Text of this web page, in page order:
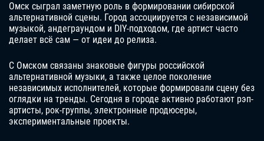
Омск сыграл заметную роль в формировании сибирской
альтернативной сцены. Город ассоциируется с независимой
музыкой, андеграундом и DIY-подходом, где артист часто
делает всё сам — от идеи до релиза.
С Омском связаны знаковые фигуры российской
альтернативной музыки, а также целое поколение
независимых исполнителей, которые формировали сцену без
оглядки на тренды. Сегодня в городе активно работают рэп-
артисты, рок-группы, электронные продюсеры,
экспериментальные проекты.